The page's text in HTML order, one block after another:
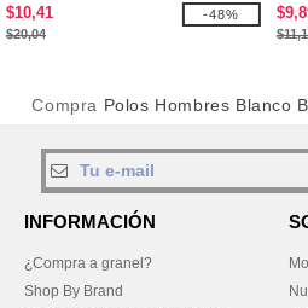
teñida en prenda
$10,41
$20,04
-48%
Compra Polos Hombres Blanco
INFORMACIÓN
¿Compra a granel?
Shop By Brand